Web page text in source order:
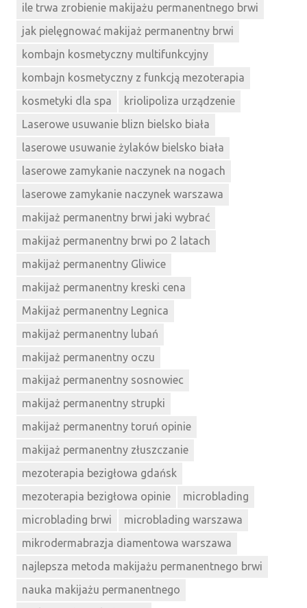
ile trwa zrobienie makijażu permanentnego brwi
jak pielęgnować makijaż permanentny brwi
kombajn kosmetyczny multifunkcyjny
kombajn kosmetyczny z funkcją mezoterapia
kosmetyki dla spa
kriolipoliza urządzenie
Laserowe usuwanie blizn bielsko biała
laserowe usuwanie żylaków bielsko biała
laserowe zamykanie naczynek na nogach
laserowe zamykanie naczynek warszawa
makijaż permanentny brwi jaki wybrać
makijaż permanentny brwi po 2 latach
makijaż permanentny Gliwice
makijaż permanentny kreski cena
Makijaż permanentny Legnica
makijaż permanentny lubań
makijaż permanentny oczu
makijaż permanentny sosnowiec
makijaż permanentny strupki
makijaż permanentny toruń opinie
makijaż permanentny złuszczanie
mezoterapia bezigłowa gdańsk
mezoterapia bezigłowa opinie
microblading
microblading brwi
microblading warszawa
mikrodermabrazja diamentowa warszawa
najlepsza metoda makijażu permanentnego brwi
nauka makijażu permanentnego